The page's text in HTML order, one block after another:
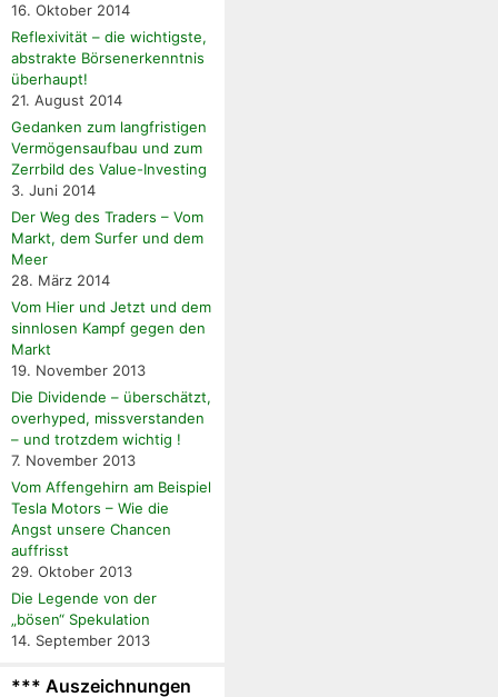
16. Oktober 2014
Reflexivität – die wichtigste,
abstrakte Börsenerkenntnis
überhaupt!
21. August 2014
Gedanken zum langfristigen
Vermögensaufbau und zum
Zerrbild des Value-Investing
3. Juni 2014
Der Weg des Traders – Vom
Markt, dem Surfer und dem
Meer
28. März 2014
Vom Hier und Jetzt und dem
sinnlosen Kampf gegen den
Markt
19. November 2013
Die Dividende – überschätzt,
overhyped, missverstanden
– und trotzdem wichtig !
7. November 2013
Vom Affengehirn am Beispiel
Tesla Motors – Wie die
Angst unsere Chancen
auffrisst
29. Oktober 2013
Die Legende von der
„bösen“ Spekulation
14. September 2013
*** Auszeichnungen